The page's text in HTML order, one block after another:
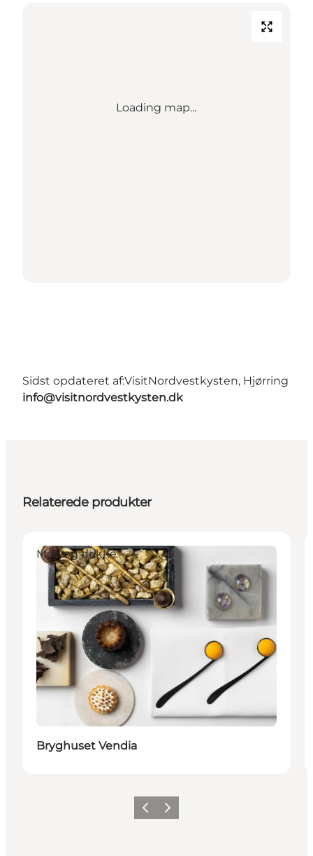
Loading map...
Sidst opdateret af:VisitNordvestkysten, Hjørring
info@visitnordvestkysten.dk
Relaterede produkter
Mad og drikke
Bryghuset Vendia
ForrigeNæste